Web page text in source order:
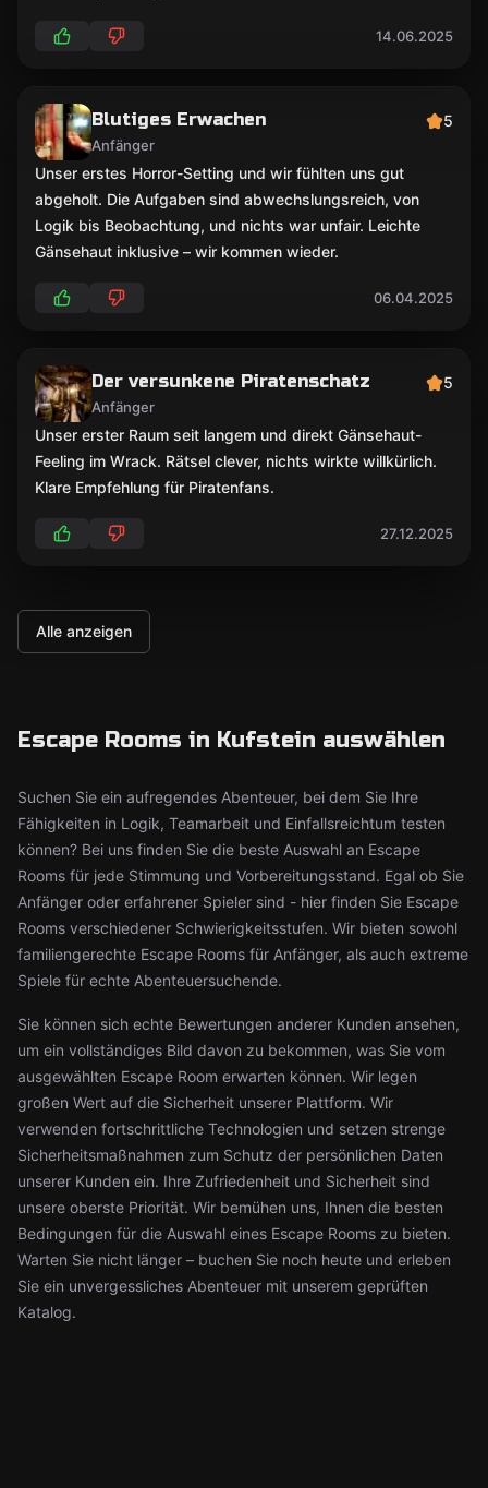
14.06.2025
Blutiges Erwachen
Anfänger
5
Unser erstes Horror-Setting und wir fühlten uns gut
abgeholt. Die Aufgaben sind abwechslungsreich, von
Logik bis Beobachtung, und nichts war unfair. Leichte
Gänsehaut inklusive – wir kommen wieder.
06.04.2025
Der versunkene Piratenschatz
Anfänger
5
Unser erster Raum seit langem und direkt Gänsehaut-
Feeling im Wrack. Rätsel clever, nichts wirkte willkürlich.
Klare Empfehlung für Piratenfans.
27.12.2025
Alle anzeigen
Escape Rooms in Kufstein auswählen
Suchen Sie ein aufregendes Abenteuer, bei dem Sie Ihre
Fähigkeiten in Logik, Teamarbeit und Einfallsreichtum testen
können? Bei uns finden Sie die beste Auswahl an Escape
Rooms für jede Stimmung und Vorbereitungsstand. Egal ob Sie
Anfänger oder erfahrener Spieler sind - hier finden Sie Escape
Rooms verschiedener Schwierigkeitsstufen. Wir bieten sowohl
familiengerechte Escape Rooms für Anfänger, als auch extreme
Spiele für echte Abenteuersuchende.
Sie können sich echte Bewertungen anderer Kunden ansehen,
um ein vollständiges Bild davon zu bekommen, was Sie vom
ausgewählten Escape Room erwarten können. Wir legen
großen Wert auf die Sicherheit unserer Plattform. Wir
verwenden fortschrittliche Technologien und setzen strenge
Sicherheitsmaßnahmen zum Schutz der persönlichen Daten
unserer Kunden ein. Ihre Zufriedenheit und Sicherheit sind
unsere oberste Priorität. Wir bemühen uns, Ihnen die besten
Bedingungen für die Auswahl eines Escape Rooms zu bieten.
Warten Sie nicht länger – buchen Sie noch heute und erleben
Sie ein unvergessliches Abenteuer mit unserem geprüften
Katalog.